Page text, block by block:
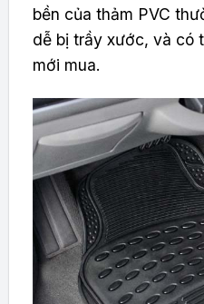
bền của thảm PVC
dễ bị trầy xước, và có
mới mua.